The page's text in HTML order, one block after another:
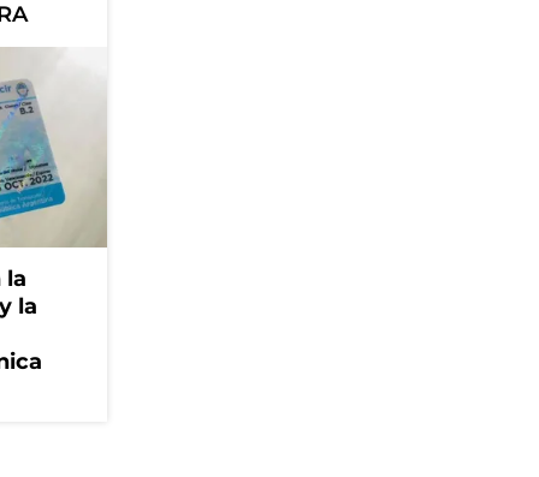
la
la